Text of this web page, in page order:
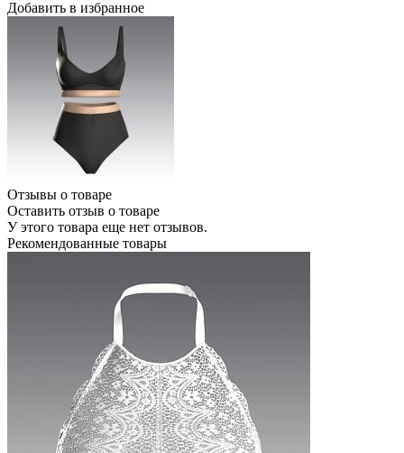
Добавить в избранное
Отзывы о товаре
Оставить отзыв о товаре
У этого товара еще нет отзывов.
Рекомендованные товары